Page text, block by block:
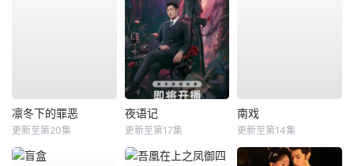
凛冬下的罪恶
更新至第20集
夜语记
更新至第17集
南戏
更新至第14集